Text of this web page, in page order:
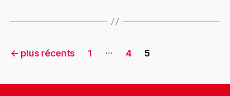
Pagination
publications
← plus récents 1 … 4 5